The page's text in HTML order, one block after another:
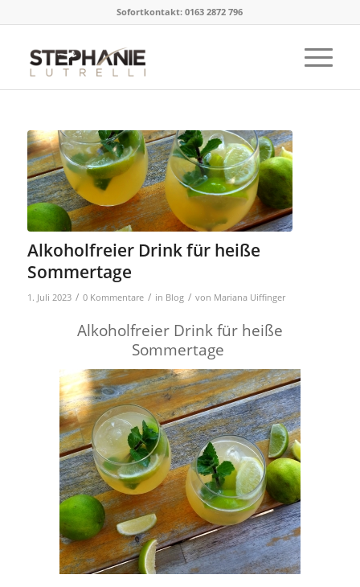
Sofortkontakt: 0163 2872 796
Alkoholfreier Drink für heiße
Sommertage
1. Juli 2023 / 0 Kommentare / in Blog / von Mariana Uiffinger
Alkoholfreier Drink für heiße
Sommertage